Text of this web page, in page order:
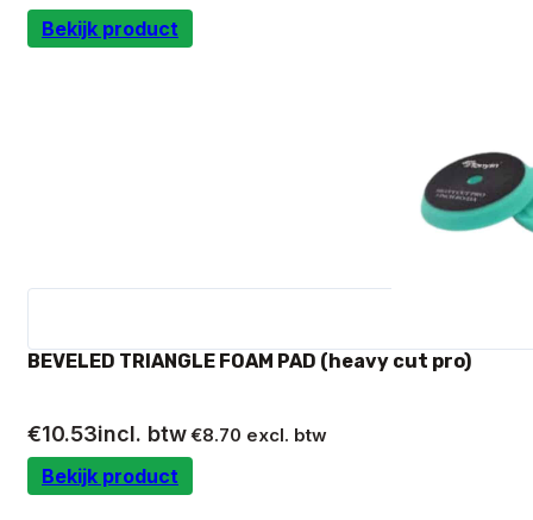
Bekijk product
BEVELED TRIANGLE FOAM PAD (heavy cut pro)
€10.53incl. btw€8.70 excl. btw
Bekijk product